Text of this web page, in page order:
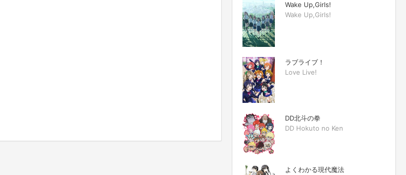
Wake Up,Girls!
Wake Up,Girls!
ラブライブ！
Love Live!
DD北斗の拳
DD Hokuto no Ken
よくわかる現代魔法